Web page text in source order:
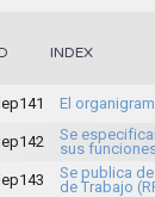
INDEX
El
Se
sus
Se publica
de Trabajo